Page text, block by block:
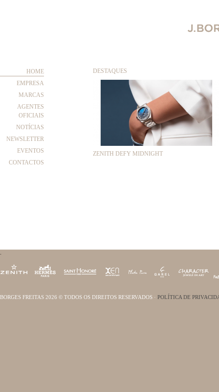
HOME
EMPRESA
MARCAS
AGENTES
OFICIAIS
NOTÍCIAS
NEWSLETTER
EVENTOS
CONTACTOS
DESTAQUES
ZENITH DEFY MIDNIGHT
FREITAS 2026 © TODOS OS DIREITOS RESERVADOS · POLÍTICA DE
.